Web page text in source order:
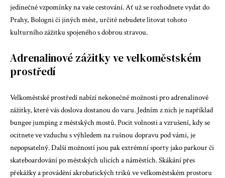
jedinečné vzpomínky na vaše cestování. Ať už se rozhodnete vydat do
Prahy, Bologni či jiných měst, určitě nebudete litovat tohoto
kulturního zážitku spojeného s dobrou stravou.
Adrenalinové zážitky ve velkoměstském
prostředí
Velkoměstské prostředí nabízí nekonečné možnosti pro adrenalinové
zážitky, které vás doslova dostanou do varu. Jedním z nich je například
bungee jumping z městských mostů. Pocit volnosti a vzrušení, kdy se
ocitnete ve vzduchu s výhledem na rušnou dopravu pod vámi, je
nepopsatelný. Další možností jsou pak extrémní sporty jako parkour či
skateboardování po městských ulicích a náměstích. Skákání přes
překážky a provádění akrobatických triků ve velkoměstském prostoru